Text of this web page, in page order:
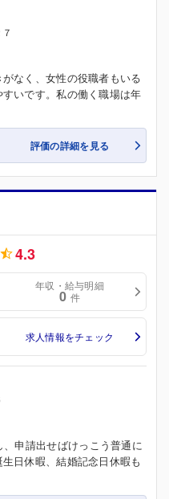
なく、女性の役職者もいる
いです。私の働く職場は年
評価の詳細を見る
4.3
年収・給与明細
0 件
求人情報をチェック
申請出せばけっこう普通に
日休暇、結婚記念日休暇も